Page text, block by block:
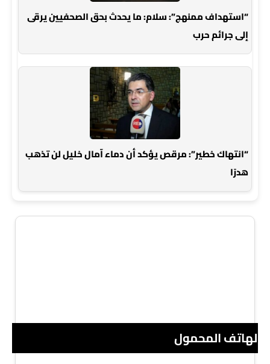
“استهداف ممنهج”: سلام: ما يحدث بحق الصحفيين يرقى
إلى جرائم حرب
“انتهاك خطير”: مرقص يؤكد أن دماء آمال خليل لن تذهب
هدرًا
الهاتف المحمول